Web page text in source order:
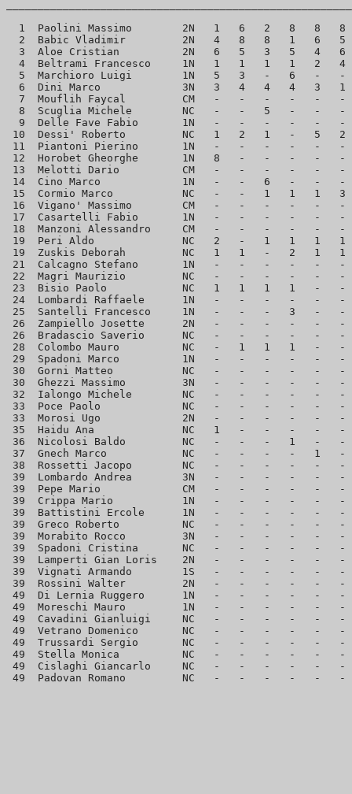
1  Paolini Massimo        2N   1   6   2   8   8
2  Babic Vladimir         2N   4   8   8   1   6
3  Aloe Cristian          2N   6   5   3   5   4
4  Beltrami Francesco     1N   1   1   1   1   2
5  Marchioro Luigi        1N   5   3   -   6   -
6  Dini Marco             3N   3   4   4   4   3
7  Mouflih Faycal         CM   -   -   -   -   -
8  Scuglia Michele        NC   -   -   5   -   -
9  Delle Fave Fabio       1N   -   -   -   -   -
10  Dessi' Roberto         NC   1   2   1   -
11  Piantoni Pierino       1N   -   -   -   -
12  Horobet Gheorghe       1N   8   -   -
13  Melotti Dario          CM   -   -   -   -
14  Cino Marco             1N   -   -   6   -
15  Cormio Marco           NC   -   -   1   1
16  Vigano' Massimo        CM   -   -   -
17  Casartelli Fabio       1N   -   -   -   -
18  Manzoni Alessandro     CM   -   -   -
19  Peri Aldo              NC   2   -   1   1
19  Zuskis Deborah         NC   1   1   -   2
21  Calcagno Stefano       1N   -   -   -   -
22  Magri Maurizio         NC   -   -   -   -
23  Bisio Paolo            NC   1   1   1   1
24  Lombardi Raffaele      1N   -   -   -   -
25  Santelli Francesco     1N   -   -   -   3
26  Zampiello Josette      2N   -   -   -   -
26  Bradascio Saverio      NC   -   -   -   -
28  Colombo Mauro          NC   -   1   1
29  Spadoni Marco          1N   -   -   -   -
30  Gorni Matteo           NC   -   -   -   -
30  Ghezzi Massimo         3N   -   -   -   -
32  Ialongo Michele        NC   -   -   -   -
33  Poce Paolo             NC   -   -   -   -
33  Morosi Ugo             2N   -   -   -   -
35  Haidu Ana              NC   1   -   -   -
36  Nicolosi Baldo         NC   -   -   -   1
37  Gnech Marco            NC   -   -   -   -
38  Rossetti Jacopo        NC   -   -   -   -
39  Lombardo Andrea        3N   -   -   -
39  Pepe Mario             CM   -   -   -   -
39  Crippa Mario           1N   -   -   -   -
39  Battistini Ercole      1N   -   -   -   -
39  Greco Roberto          NC   -   -   -   -
39  Morabito Rocco         3N   -   -   -   -
39  Spadoni Cristina       NC   -   -   -   -
39  Lamperti Gian Loris    2N   -   -   -   -
39  Vignati Armando        1S   -   -   -   -
39  Rossini Walter         2N   -   -   -   -
49  Di Lernia Ruggero      1N   -   -   -   -
49  Moreschi Mauro         1N   -   -   -   -
49  Cavadini Gianluigi     NC   -   -   -   -
49  Vetrano Domenico       NC   -   -   -
49  Trussardi Sergio       NC   -   -   -   -
49  Stella Monica          NC   -   -   -   -
49  Cislaghi Giancarlo     NC   -   -   -   -